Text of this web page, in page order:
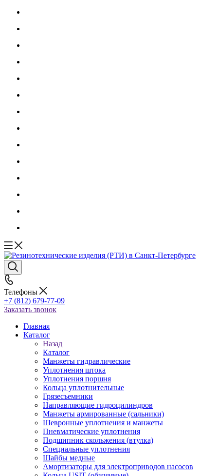
Телефоны
+7 (812) 679-77-09
Заказать звонок
Главная
Каталог
Назад
Каталог
Манжеты гидравлические
Уплотнения штока
Уплотнения поршня
Кольца уплотнительные
Грязесъемники
Направляющие гидроцилиндров
Манжеты армированные (сальники)
Шевронные уплотнения и манжеты
Пневматические уплотнения
Подшипник скольжения (втулка)
Специальные уплотнения
Шайбы медные
Амортизаторы для электроприводов насосов